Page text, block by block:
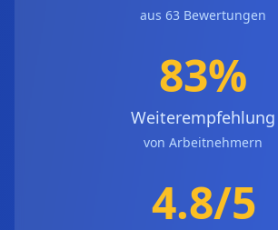
aus 63 Bewertungen
83%
Weiterempfehlung
von Arbeitnehmern
4.8/5